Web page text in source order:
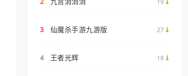
3 仙魔杀手游九游版 27
4 王者光辉 18